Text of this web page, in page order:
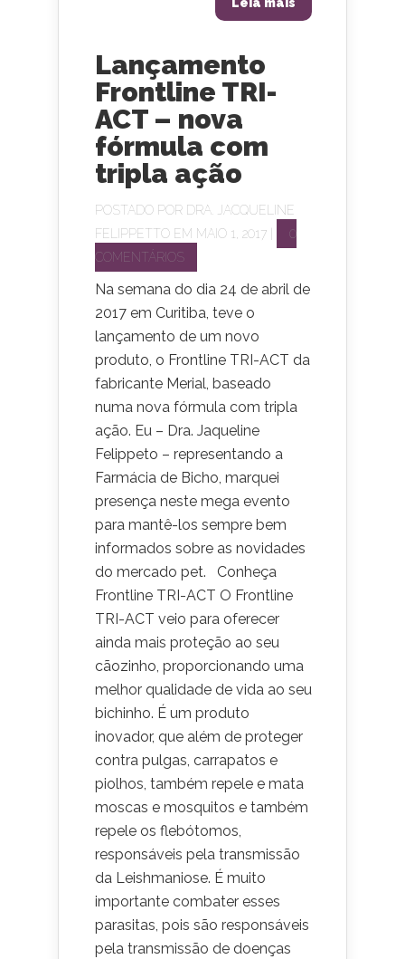
Lançamento
Frontline TRI-
ACT – nova
fórmula com
tripla ação
POSTADO POR DRA. JACQUELINE
FELIPPETTO EM MAIO 1, 2017 |
0
COMENTÁRIOS
Na semana do dia 24 de abril de
2017 em Curitiba, teve o
lançamento de um novo
produto, o Frontline TRI-ACT da
fabricante Merial, baseado
numa nova fórmula com tripla
ação. Eu – Dra. Jaqueline
Felippeto – representando a
Farmácia de Bicho, marquei
presença neste mega evento
para mantê-los sempre bem
informados sobre as novidades
do mercado pet. Conheça
Frontline TRI-ACT O Frontline
TRI-ACT veio para oferecer
ainda mais proteção ao seu
cãozinho, proporcionando uma
melhor qualidade de vida ao seu
bichinho. É um produto
inovador, que além de proteger
contra pulgas, carrapatos e
piolhos, também repele e mata
moscas e mosquitos e também
repele os flebótomos,
responsáveis pela transmissão
da Leishmaniose. É muito
importante combater esses
parasitas, pois são responsáveis
pela transmissão de doenças